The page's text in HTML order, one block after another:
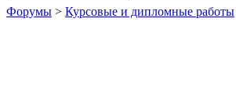
Форумы > Курсовые и дипломные работы